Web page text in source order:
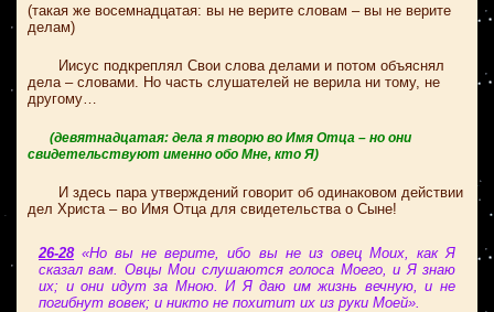
(такая же восемнадцатая: вы не верите словам – вы не верите
делам)
Иисус подкреплял Свои слова делами и потом объяснял
дела – словами. Но часть слушателей не верила ни тому, не
другому…
(девятнадцатая: дела я творю во Имя Отца – но они
свидетельствуют именно обо Мне, кто Я)
И здесь пара утверждений говорит об одинаковом действии
дел Христа – во Имя Отца для свидетельства о Сыне!
26-28«Но вы не верите, ибо вы не из овец Моих, как Я
сказал вам. Овцы Мои слушаются голоса Моего, и Я знаю
их; и они идут за Мною. И Я даю им жизнь вечную, и не
погибнут вовек; и никто не похитит их из руки Моей».